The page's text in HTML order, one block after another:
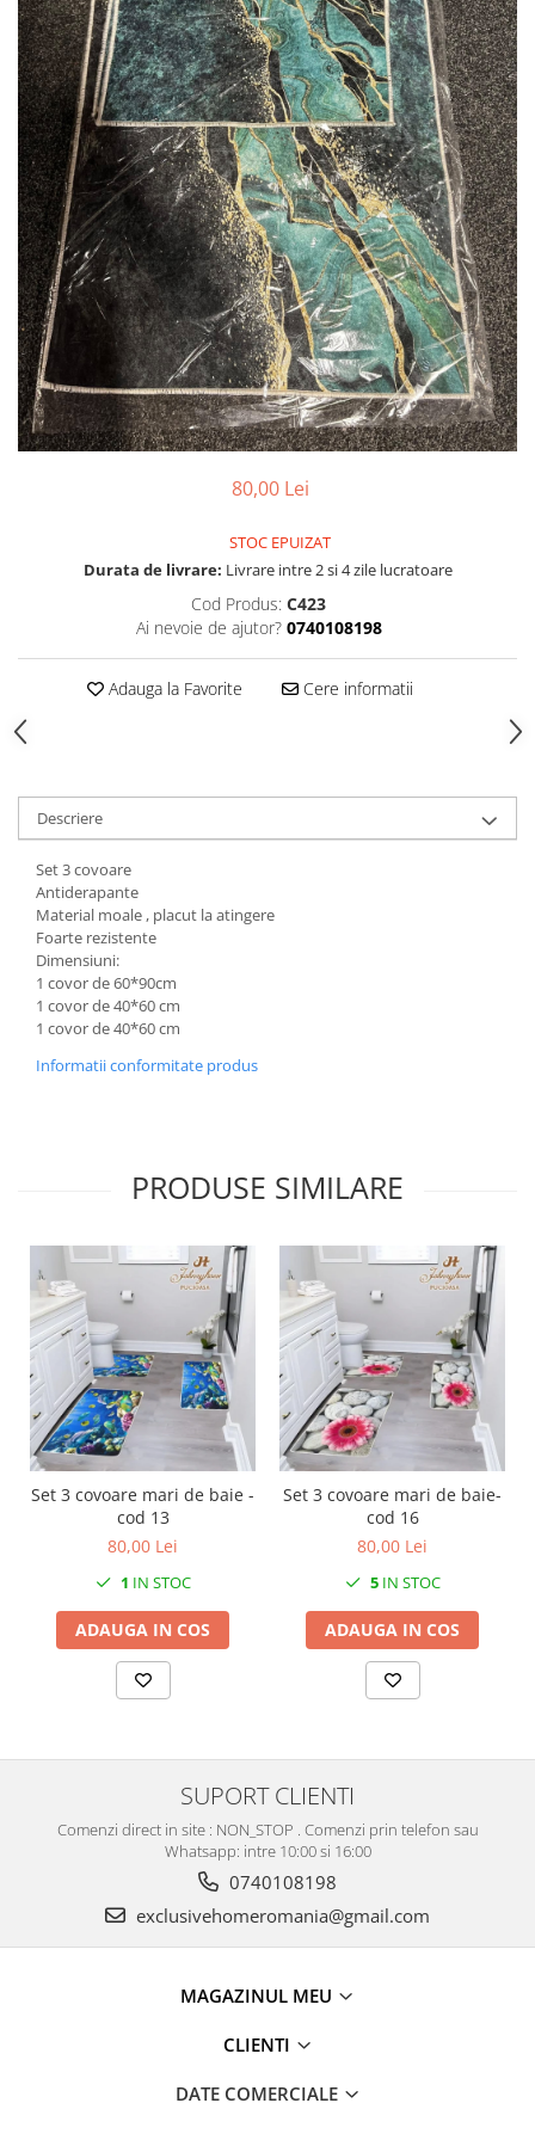
80,00 Lei
STOC EPUIZAT
Durata de livrare: Livrare intre 2 si 4 zile lucratoare
Cod Produs: C423
Ai nevoie de ajutor? 0740108198
Adauga la Favorite Cere informatii
Descriere
Set 3 covoare
Antiderapante
Material moale , placut la atingere
Foarte rezistente
Dimensiuni:
1 covor de 60*90cm
1 covor de 40*60 cm
1 covor de 40*60 cm
Informatii conformitate produs
PRODUSE SIMILARE
Set 3 covoare mari de baie -
cod 13
80,00 Lei
1 IN STOC
ADAUGA IN COS
Set 3 covoare mari de baie-
cod 16
80,00 Lei
5IN STOC
ADAUGA IN COS
SUPORT CLIENTI
Comenzi direct in site : NON_STOP . Comenzi prin telefon sau
Whatsapp: intre 10:00 si 16:00
0740108198
exclusivehomeromania@gmail.com
MAGAZINUL MEU
CLIENTI
DATE COMERCIALE